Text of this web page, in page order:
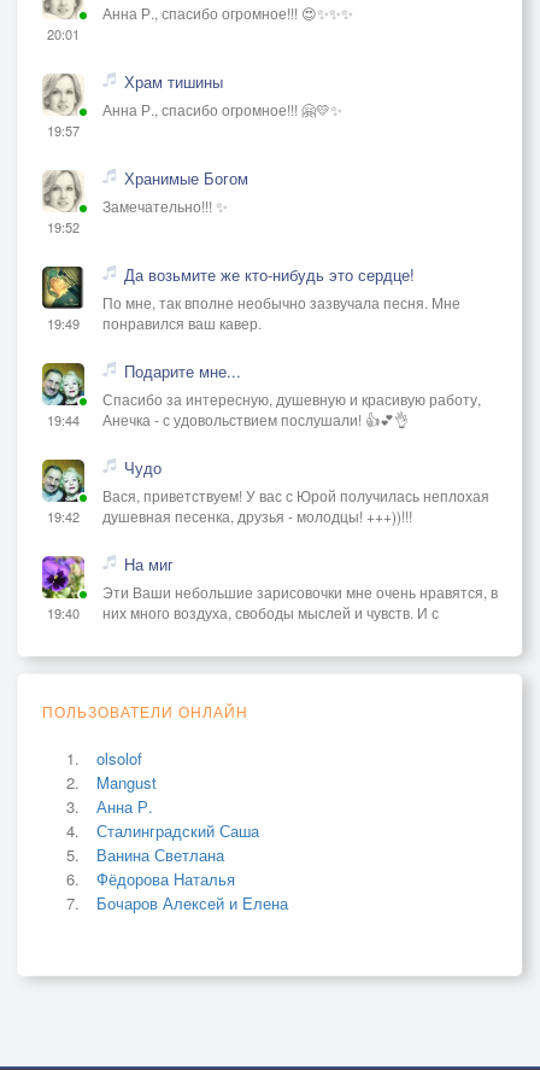
20:01
Анна Р., спасибо огромное!!! 😍✨✨✨
19:57
Храм тишины
Анна Р., спасибо огромное!!! 🤗💛✨
19:52
Хранимые Богом
Замечательно!!! ✨
19:49
Да возьмите же кто-нибудь это сердце!
По мне, так вполне необычно зазвучала песня. Мне
понравился ваш кавер.
19:44
Подарите мне...
Спасибо за интересную, душевную и красивую работу,
Анечка - с удовольствием послушали! 👍💕👌
19:42
Чудо
Вася, приветствуем! У вас с Юрой получилась неплохая
душевная песенка, друзья - молодцы! +++))!!!
19:40
На миг
Эти Ваши небольшие зарисовочки мне очень нравятся, в
них много воздуха, свободы мыслей и чувств. И с
ПОЛЬЗОВАТЕЛИ ОНЛАЙН
olsolof
Mangust
Анна Р.
Сталинградский Саша
Ванина Светлана
Фёдорова Наталья
Бочаров Алексей и Елена